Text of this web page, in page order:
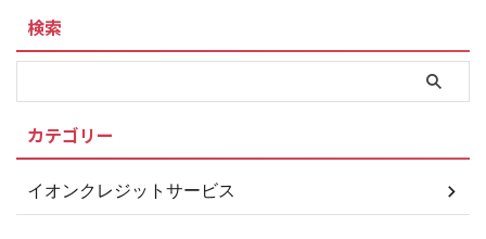
検索
カテゴリー
イオンクレジットサービス